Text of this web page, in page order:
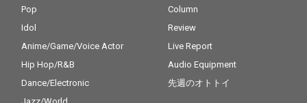
Pop
Idol
Anime/Game/Voice Actor
Hip Hop/R&B
Dance/Electronic
Column
Review
Live Report
Audio Equipment
先週のオトトイ